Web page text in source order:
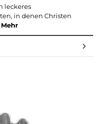
leckeres
in denen Christen
Mehr